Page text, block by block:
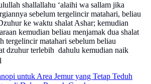
shallallahu ‘alaihi wa sallam jika
sebelum tergelincir matahari, beliau
ke waktu shalat Ashar; kemudian
kemudian beliau menjamak dua shalat
tergelincir matahari sebelum beliau
dzuhur terlebih dahulu kemudian naik
untuk Area Jemur yang Tetap Teduh